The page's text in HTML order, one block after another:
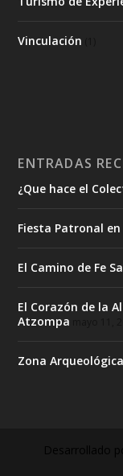
Vinculación
ENTRADAS
¿Que hace el
Fiesta Patronal
El Camino de Fe
El Corazón de la
Atzompa
Zona
Desarrollado